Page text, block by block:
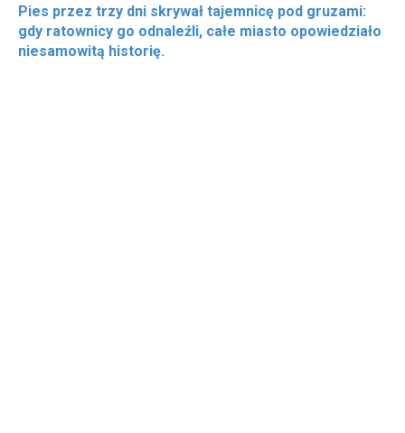
Pies przez trzy dni skrywał tajemnicę pod gruzami:
gdy ratownicy go odnaleźli, całe miasto opowiedziało
niesamowitą historię.